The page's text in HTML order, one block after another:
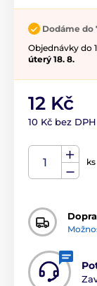
Dodáme do
Objednávky do
úterý 18. 8.
12 Kč
10 Kč bez DPH
ks